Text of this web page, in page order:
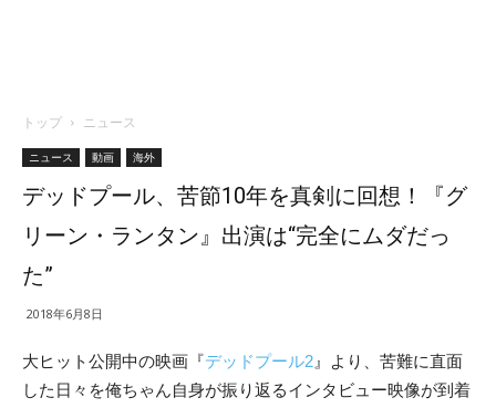
トップ ニュース
ニュース 動画 海外
デッドプール、苦節10年を真剣に回想！『グ
リーン・ランタン』出演は“完全にムダだっ
た”
2018年6月8日
大ヒット公開中の映画『デッドプール2 』より、苦難に直面
した日々を俺ちゃん自身が振り返るインタビュー映像が到着